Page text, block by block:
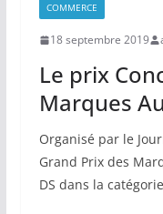
COMMERCE
18 septembre 2019
Le prix
Marques
Organisé par le
Grand Prix des
DS dans la catégorie